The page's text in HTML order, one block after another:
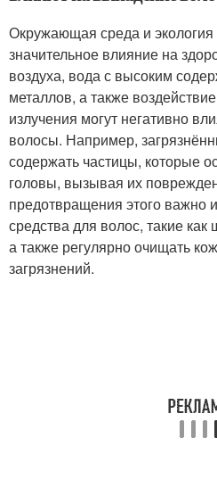
Окружающая среда и экология
значительное влияние на
воздуха, вода с высоким
металлов, а также
излучения могут негативно
волосы. Например,
содержать частицы, которые
головы, вызывая их
предотвращения этого важно
средства для волос, такие
а также регулярно очищать
загрязнений.